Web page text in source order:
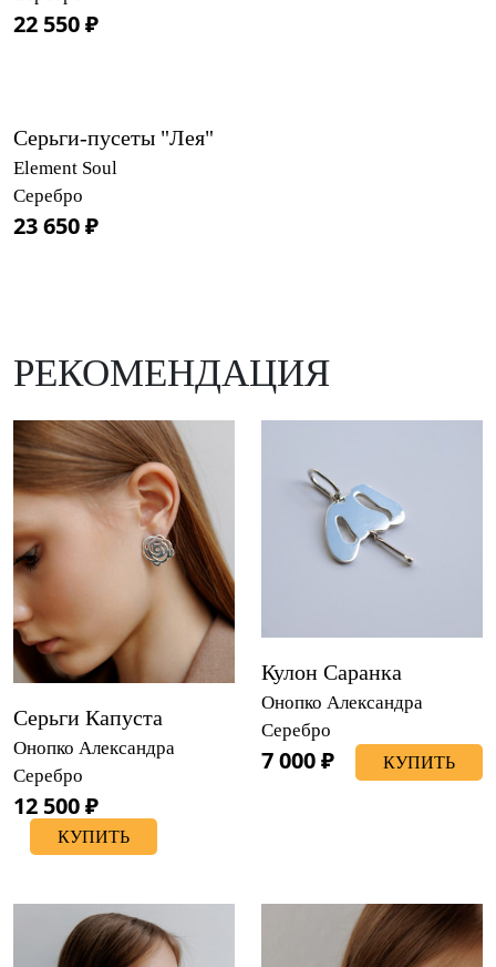
22 550 ₽
Серьги-пусеты "Лея"
Element Soul
Серебро
23 650 ₽
РЕКОМЕНДАЦИЯ
Серьги Капуста
Онопко Александра
Серебро
12 500 ₽
КУПИТЬ
Кулон Саранка
Онопко Александра
Серебро
7 000 ₽ КУПИТЬ